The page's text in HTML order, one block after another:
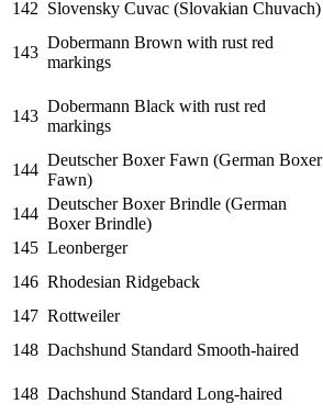
142 Slovensky Cuvac (Slovakian Chuvach)
143
Dobermann Brown with rust red
markings
143
Dobermann Black with rust red
markings
144
Deutscher Boxer Fawn (German Boxer
Fawn)
144
Deutscher Boxer Brindle (German
Boxer Brindle)
145 Leonberger
146 Rhodesian Ridgeback
147 Rottweiler
148 Dachshund Standard Smooth-haired
148 Dachshund Standard Long-haired